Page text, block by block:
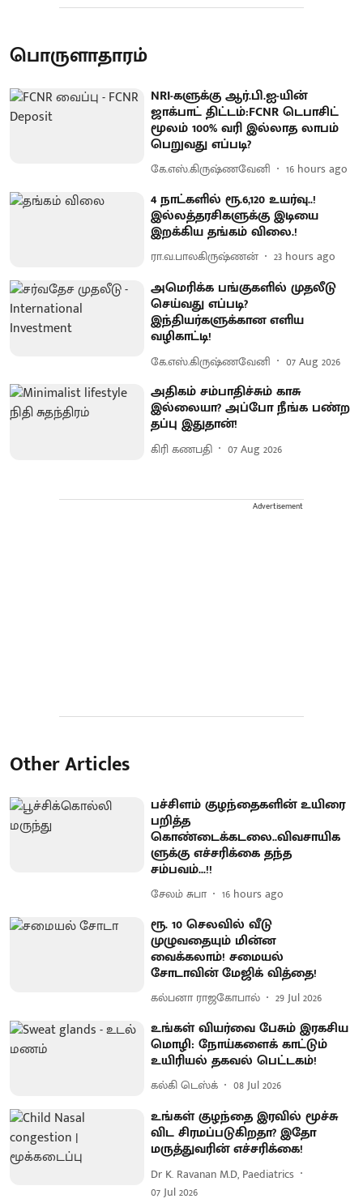
பொருளாதாரம்
NRI-களுக்கு ஆர்.பி.ஐ-யின்
ஜாக்பாட் திட்டம்:FCNR டெபாசிட்
மூலம் 100% வரி இல்லாத லாபம்
பெறுவது எப்படி?
கே.எஸ்.கிருஷ்ணவேனி 16 hours ago
4 நாட்களில் ரூ.6,120 உயர்வு..!
இல்லத்தரசிகளுக்கு இடியை
இறக்கிய தங்கம் விலை.!
ரா.வ.பாலகிருஷ்ணன் 23 hours ago
அமெரிக்க பங்குகளில் முதலீடு
செய்வது எப்படி?
இந்தியர்களுக்கான எளிய
வழிகாட்டி!
கே.எஸ்.கிருஷ்ணவேனி 07 Aug 2026
அதிகம் சம்பாதிச்சும் காசு
இல்லையா? அப்போ நீங்க பண்ற
தப்பு இதுதான்!
கிரி கணபதி 07 Aug 2026
Advertisement
Other Articles
பச்சிளம் குழந்தைகளின் உயிரை
பறித்த
கொண்டைக்கடலை..விவசாயிக
ளுக்கு எச்சரிக்கை தந்த
சம்பவம்...!!
சேலம் சுபா 16 hours ago
ரூ. 10 செலவில் வீடு
முழுவதையும் மின்ன
வைக்கலாம்! சமையல்
சோடாவின் மேஜிக் வித்தை!
கல்பனா ராஜகோபால் 29 Jul 2026
உங்கள் வியர்வை பேசும் இரகசிய
மொழி: நோய்களைக் காட்டும்
உயிரியல் தகவல் பெட்டகம்!
கல்கி டெஸ்க் 08 Jul 2026
உங்கள் குழந்தை இரவில் மூச்சு
விட சிரமப்படுகிறதா? இதோ
மருத்துவரின் எச்சரிக்கை!
Dr K. Ravanan M.D, Paediatrics
07 Jul 2026